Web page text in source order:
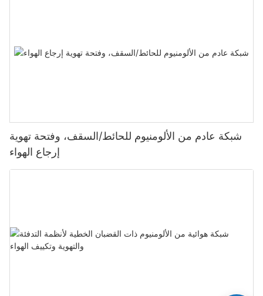
شبكة عادم من الألومنيوم للحائط/السقف، وفتحة تهوية
إرجاع الهواء